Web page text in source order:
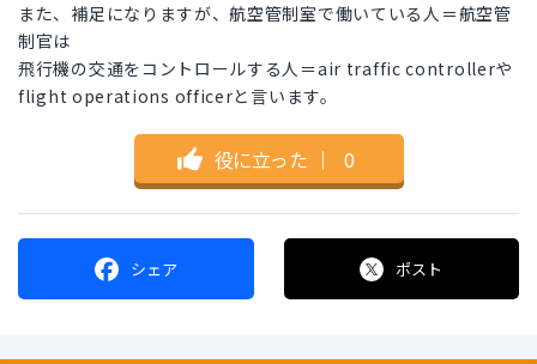
また、補足になりますが、航空管制室で働いている人＝航空管
制官は
飛行機の交通をコントロールする人＝air traffic controllerや
flight operations officerと言います。
役に立った ｜ 0
シェア ポスト